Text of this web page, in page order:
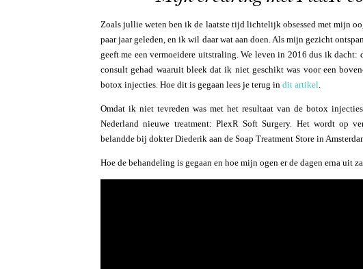
Zoals jullie weten ben ik de laatste tijd lichtelijk obsessed met mijn
paar jaar geleden, en ik wil daar wat aan doen. Als mijn gezicht
geeft me een vermoeidere uitstraling. We leven in 2016 dus ik
consult gehad waaruit bleek dat ik niet geschikt was voor een
botox injecties. Hoe dit is gegaan lees je terug in dit artikel.
Omdat ik niet tevreden was met het resultaat van de botox
Nederland nieuwe treatment: PlexR Soft Surgery. Het wordt op
belandde bij dokter Diederik aan de Soap Treatment Store in
Hoe de behandeling is gegaan en hoe mijn ogen er de dagen erna uit